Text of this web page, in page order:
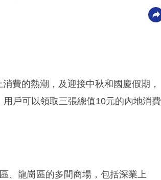
費的熱潮，及迎接中秋和國慶假期，
戶可以領取三張總值10元的內地消費
、龍崗區的多間商場，包括深業上